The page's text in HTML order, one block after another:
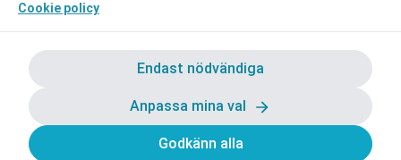
Cookie policy
Endast nödvändiga
Anpassa mina val
Godkänn alla